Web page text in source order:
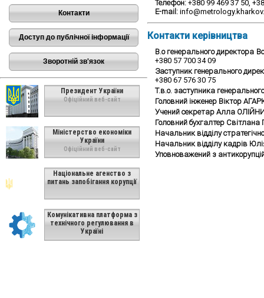
Контакти
Доступ до публічної інформації
Зворотній зв'язок
Президент України
Офіційний веб-сайт
Міністерство економіки
України
Офіційний веб-сайт
Національне агенство з
питань запобігання корупції
Комунікативна платформа з
технічного регулювання в
Україні
Телефон: +380 99 469 37 50,
E-mail:
Контакти керівництва
В.о генерального директора
+380 57 700 34 09
Заступник генерального
+380 67 576 30 75
Т.в.о. заступника
Головний інженер Віктор
Учений секретар Алла
Головний бухгалтер Світлана
Начальник відділу
Начальник відділу кадрів
Уповноважений з